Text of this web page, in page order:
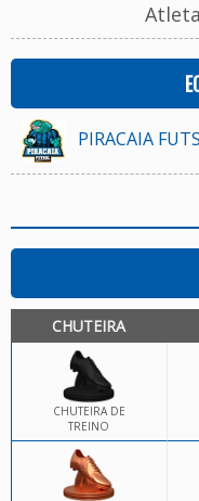
PIRACAIA
CHUTEIRA
CHUTEIRA DE
TREINO